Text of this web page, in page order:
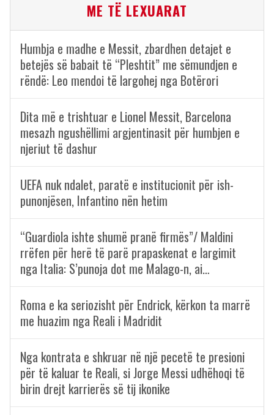
ME TË LEXUARAT
Humbja e madhe e Messit, zbardhen detajet e
betejës së babait të “Pleshtit” me sëmundjen e
rëndë: Leo mendoi të largohej nga Botërori
Dita më e trishtuar e Lionel Messit, Barcelona
mesazh ngushëllimi argjentinasit për humbjen e
njeriut të dashur
UEFA nuk ndalet, paratë e institucionit për ish-
punonjësen, Infantino nën hetim
“Guardiola ishte shumë pranë firmës”/ Maldini
rrëfen për herë të parë prapaskenat e largimit
nga Italia: S’punoja dot me Malago-n, ai…
Roma e ka seriozisht për Endrick, kërkon ta marrë
me huazim nga Reali i Madridit
Nga kontrata e shkruar në një pecetë te presioni
për të kaluar te Reali, si Jorge Messi udhëhoqi të
birin drejt karrierës së tij ikonike